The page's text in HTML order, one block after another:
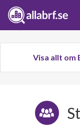
Visa allt om